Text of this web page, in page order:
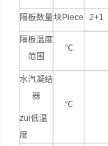
隔板数量块Piece 2+1
隔板温度
范围
℃
水汽凝结
器
zui低温
度
℃